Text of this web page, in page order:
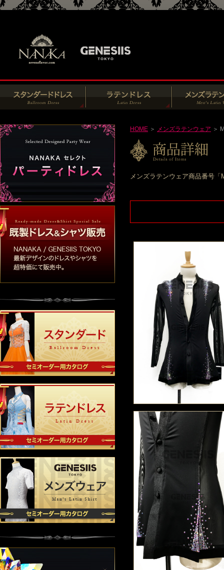
HOME ＞ メンズラテンウェア ＞
メンズラテンウェア商品番号